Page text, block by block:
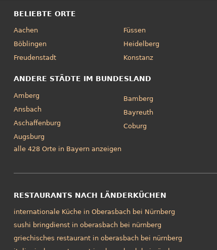
BELIEBTE ORTE
Aachen
Böblingen
Freudenstadt
Füssen
Heidelberg
Konstanz
ANDERE STÄDTE IM BUNDESLAND
Amberg
Ansbach
Aschaffenburg
Augsburg
Bamberg
Bayreuth
Coburg
alle 428 Orte in Bayern anzeigen
RESTAURANTS NACH LÄNDERKÜCHEN
internationale Küche in Oberasbach bei Nürnberg
sushi bringdienst in oberasbach bei nürnberg
griechisches restaurant in oberasbach bei nürnberg